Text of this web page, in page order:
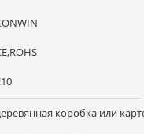
коробка или